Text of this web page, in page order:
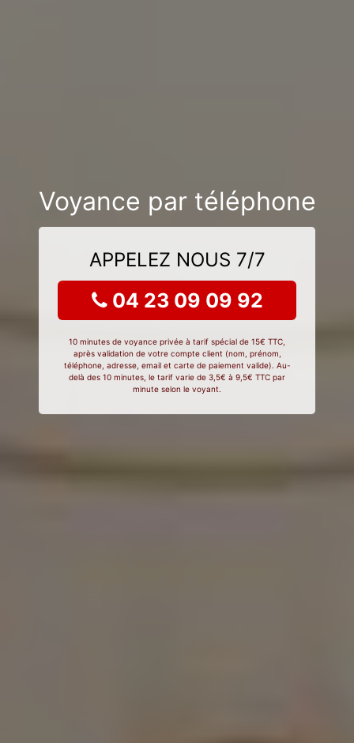
Voyance par téléphone
APPELEZ NOUS 7/7
04 23 09 09 92
10 minutes de voyance privée à tarif spécial de 15€ TTC,
après validation de votre compte client (nom, prénom,
téléphone, adresse, email et carte de paiement valide). Au-
delà des 10 minutes, le tarif varie de 3,5€ à 9,5€ TTC par
minute selon le voyant.